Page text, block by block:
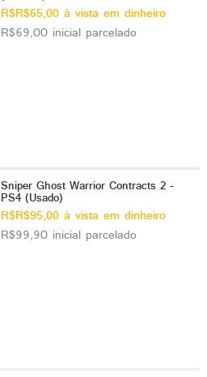
R$R$65,00 à vista em dinheiro
R$69,00 inicial parcelado
Sniper Ghost Warrior Contracts 2 -
PS4 (Usado)
R$R$95,00 à vista em dinheiro
R$99,90 inicial parcelado